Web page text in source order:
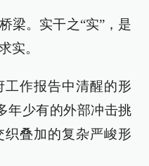
梁。实干之“实”，是
实。
作报告中清醒的形
年少有的外部冲击挑
叠加的复杂严峻形